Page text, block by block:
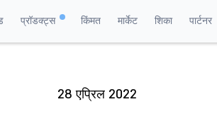
प्रॉडक्ट्स किंमत मार्केट शिका पार्टनर
28 एप्रिल 2022